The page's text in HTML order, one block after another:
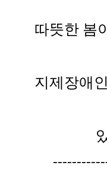
따뜻한 봄
지제장애